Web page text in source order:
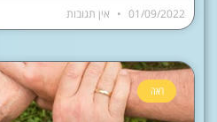
01/09/2022 אין תגובות
ראה